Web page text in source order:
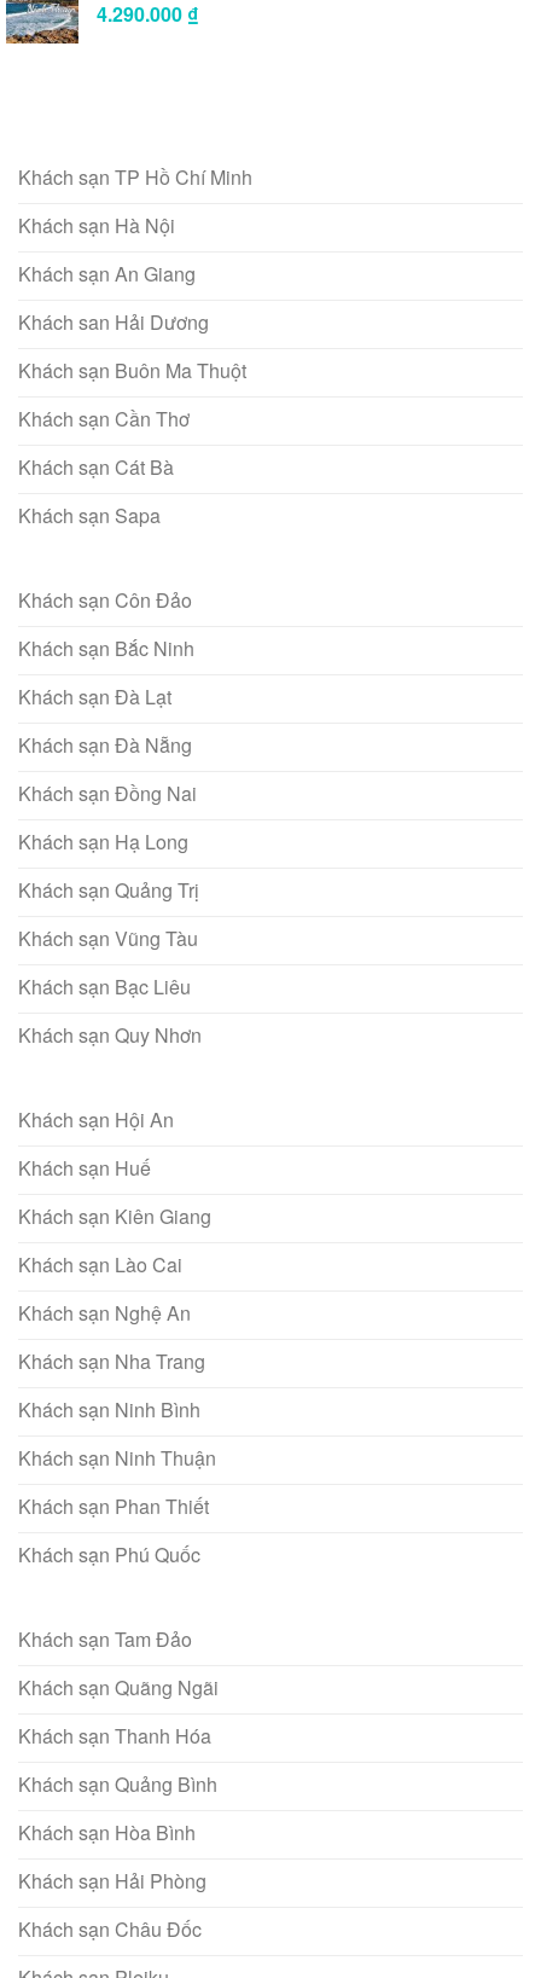
4.290.000 ₫
Khách sạn TP Hồ Chí Minh
Khách sạn Hà Nội
Khách sạn An Giang
Khách san Hải Dương
Khách sạn Buôn Ma Thuột
Khách sạn Cần Thơ
Khách sạn Cát Bà
Khách sạn Sapa
Khách sạn Côn Đảo
Khách sạn Bắc Ninh
Khách sạn Đà Lạt
Khách sạn Đà Nẵng
Khách sạn Đồng Nai
Khách sạn Hạ Long
Khách sạn Quảng Trị
Khách sạn Vũng Tàu
Khách sạn Bạc Liêu
Khách sạn Quy Nhơn
Khách sạn Hội An
Khách sạn Huế
Khách sạn Kiên Giang
Khách sạn Lào Cai
Khách sạn Nghệ An
Khách sạn Nha Trang
Khách sạn Ninh Bình
Khách sạn Ninh Thuận
Khách sạn Phan Thiết
Khách sạn Phú Quốc
Khách sạn Tam Đảo
Khách sạn Quãng Ngãi
Khách sạn Thanh Hóa
Khách sạn Quảng Bình
Khách sạn Hòa Bình
Khách sạn Hải Phòng
Khách sạn Châu Đốc